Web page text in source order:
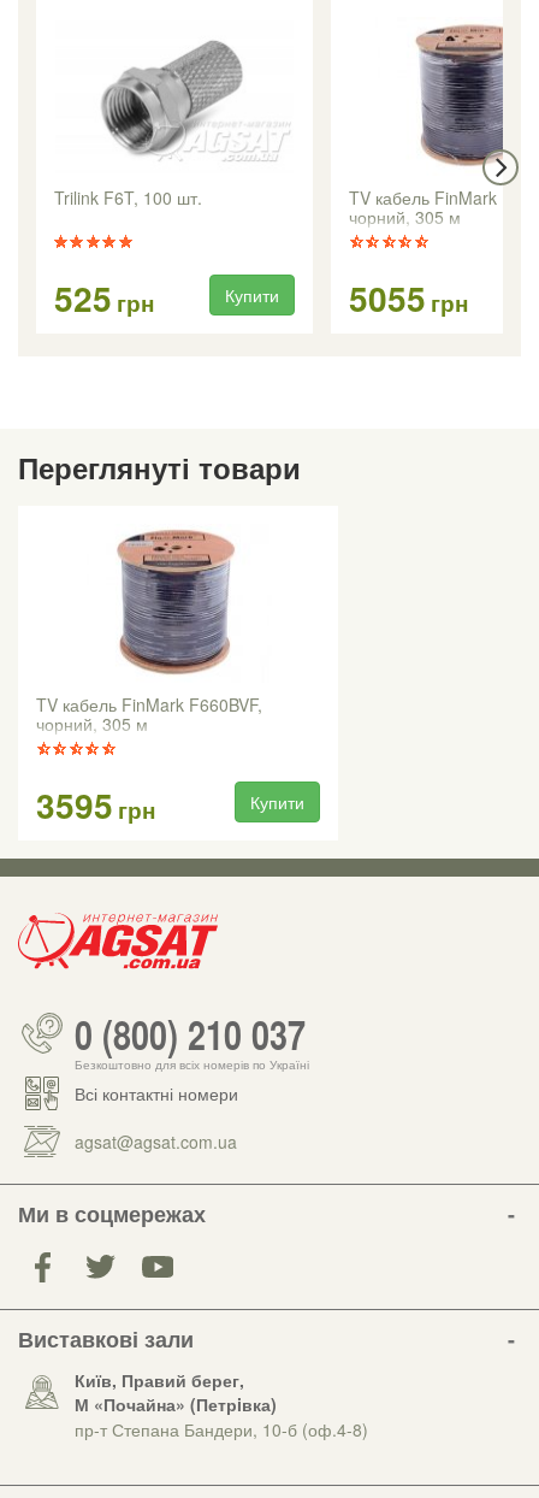
Trilink F6T, 100 шт.
525 грн Купити
TV кабель FinMark
чорний, 305 м
5055 грн
Переглянуті товари
TV кабель FinMark F660BVF,
чорний, 305 м
3595 грн Купити
0 (800) 210 037
Безкоштовно для всіх номерів по Україні
Всі контактні номери
agsat@agsat.com.ua
Ми в соцмережах
Виставкові зали
Київ, Правий берег,
М «Почайна» (Петрiвка)
пр-т Степана Бандери, 10-б (оф.4-8)